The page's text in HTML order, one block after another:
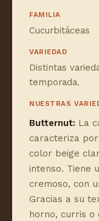
FAMILIA
Cucurbitáceas
VARIEDAD
Distintas
temporada.
NUESTRAS
Butternut: La
caracteriza
color beige
intenso. Tiene
cremoso, con
Gracias a su
horno, curris o